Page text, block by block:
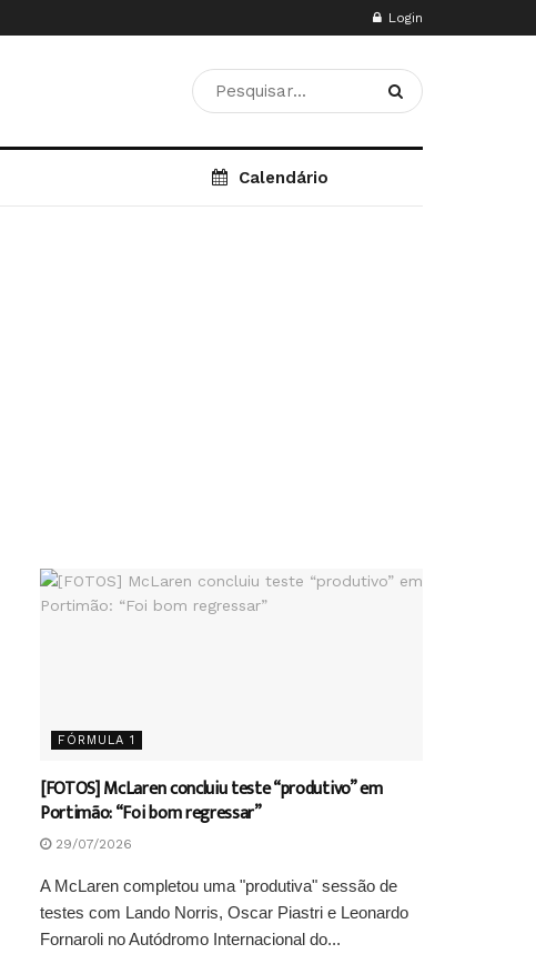
Login
Calendário
FÓRMULA 1
[FOTOS] McLaren concluiu teste “produtivo” em
Portimão: “Foi bom regressar”
29/07/2026
A McLaren completou uma "produtiva" sessão de
testes com Lando Norris, Oscar Piastri e Leonardo
Fornaroli no Autódromo Internacional do...